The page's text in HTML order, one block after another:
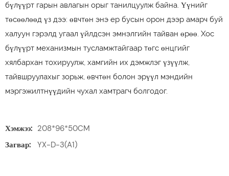
бүлүүрт гарын авлагын орыг танилцуулж байна. Үүнийг
төсөөлөөд үз дээ: өвчтөн энэ ер бусын орон дээр амарч буй
халуун гэрэлд угаал үйлдсэн эмнэлгийн тайван өрөө. Хос
бүлүүрт механизмын тусламжтайгаар төгс өнцгийг
хялбархан тохируулж, хамгийн их дэмжлэг үзүүлж,
тайвшруулахыг зорьж, өвчтөн болон эрүүл мэндийн
мэргэжилтнүүдийн чухал хамтрагч болгодог.
Хэмжээ: 208*96*50CM
Загвар:
YX-D-3(A1)